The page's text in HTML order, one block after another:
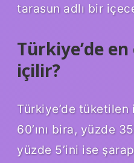
tarasun adlı bir
Türkiye’de
içilir?
Türkiye’de
60’ını bira, yüzde
yüzde 5’ini ise